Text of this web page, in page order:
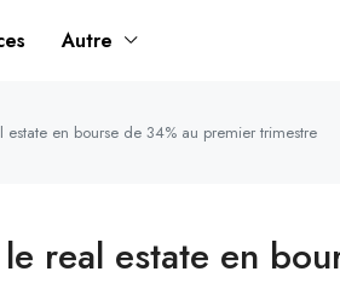
Autre
en bourse de 34% au premier trimestre
real estate en